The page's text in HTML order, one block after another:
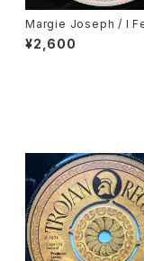
Margie Joseph / I
Love Getting
¥2,600